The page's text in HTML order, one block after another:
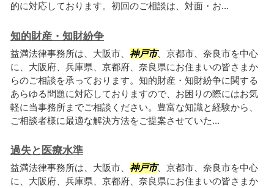
的に対応しております。初回のご相談は、対面・お...
知的財産・知財紛争
益満法律事務所は、大阪市、 神戸市、京都市、奈良市を中心
に、大阪府、兵庫県、京都府、奈良県にお住まいの皆さまか
らのご相談を承っております。知的財産・知財紛争に関する
あらゆる問題に対応しておりますので、お困りの際にはお気
軽に当事務所までご相談ください。豊富な知識と経験から、
ご相談者様に最適な解決方法をご提案させていた...
過失と医療水準
益満法律事務所は、大阪市、 神戸市、京都市、奈良市を中心
に、大阪府、兵庫県、京都府、奈良県にお住まいの皆さまか